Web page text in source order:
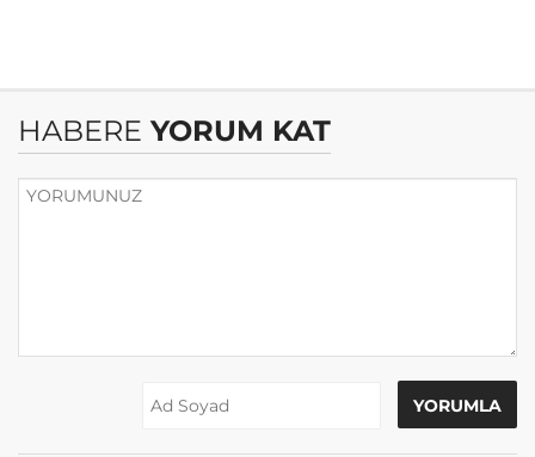
HABERE YORUM KAT